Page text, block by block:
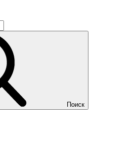
Поиск